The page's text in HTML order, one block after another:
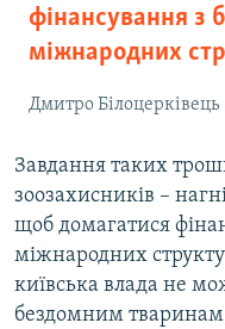
фінансування з
міжнародних
Дмитро Білоцерківець
Завдання таких
зоозахисників –
щоб домагатися
міжнародних
київська влада не
бездомним